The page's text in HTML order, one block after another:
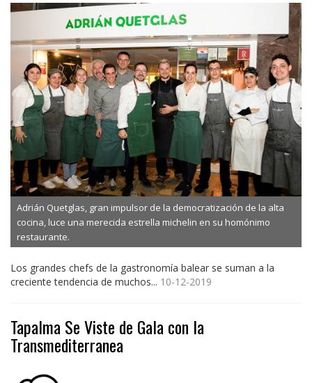
Adrián Quetglas, gran impulsor de la democratización de la alta
cocina, luce una merecida estrella michelin en su homónimo
restaurante.
Los grandes chefs de la gastronomía balear se suman a la
creciente tendencia de muchos... 10-12-2019
Tapalma Se Viste de Gala con la
Transmediterranea